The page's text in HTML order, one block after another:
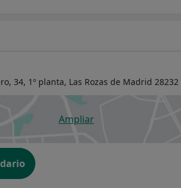
34, 1º planta, Las Rozas de Madrid 28232
Ampliarse abre en una nueva